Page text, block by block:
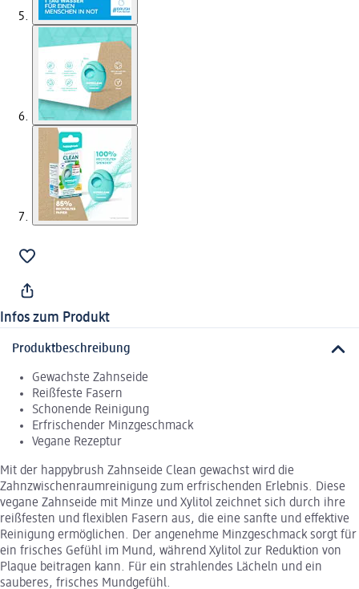
Infos zum Produkt
Produktbeschreibung
Gewachste Zahnseide
Reißfeste Fasern
Schonende Reinigung
Erfrischender Minzgeschmack
Vegane Rezeptur
Mit der happybrush Zahnseide Clean gewachst wird die
Zahnzwischenraumreinigung zum erfrischenden Erlebnis. Diese
vegane Zahnseide mit Minze und Xylitol zeichnet sich durch ihre
reißfesten und flexiblen Fasern aus, die eine sanfte und effektive
Reinigung ermöglichen. Der angenehme Minzgeschmack sorgt für
ein frisches Gefühl im Mund, während Xylitol zur Reduktion von
Plaque beitragen kann. Für ein strahlendes Lächeln und ein
sauberes, frisches Mundgefühl.